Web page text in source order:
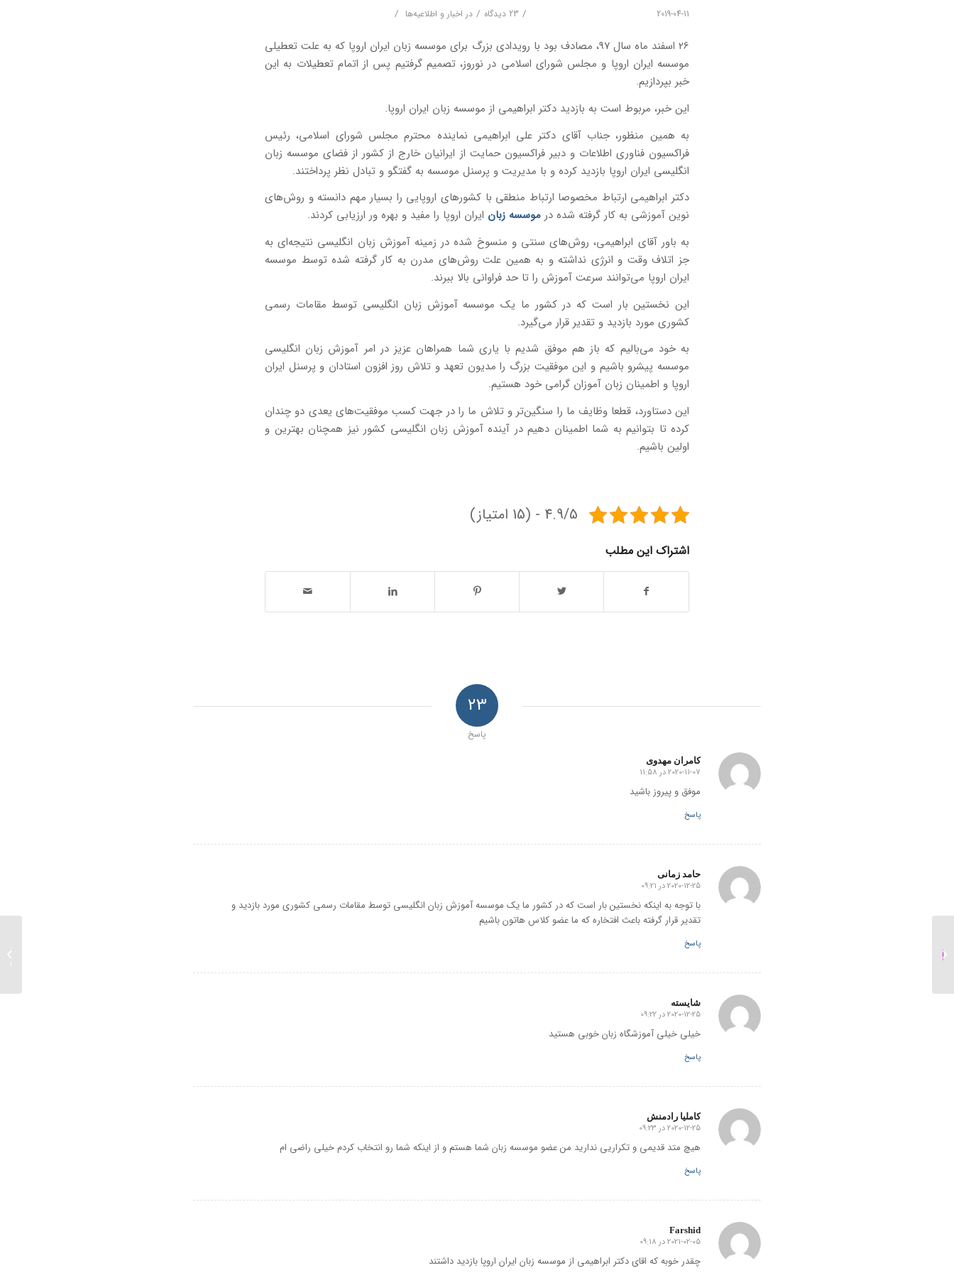
2019-04-11
/ 23 دیدگاه / در اخبار و اطلاعیه‌ها /
26 اسفند ماه سال 97، مصادف بود با رویدادی بزرگ برای موسسه زبان ایران اروپا که به علت تعطیلی
موسسه ایران اروپا و مجلس شورای اسلامی در نوروز، تصمیم گرفتیم پس از اتمام تعطیلات به این
خبر بپردازیم.
این خبر، مربوط است به بازدید دکتر ابراهیمی از موسسه زبان ایران اروپا.
به همین منظور، جناب آقای دکتر علی ابراهیمی نماینده محترم مجلس شورای اسلامی، رئیس
فراکسیون فناوری اطلاعات و دبیر فراکسیون حمایت از ایرانیان خارج از کشور از فضای موسسه زبان
انگلیسی ایران اروپا بازدید کرده و با مدیریت و پرسنل موسسه به گفتگو و تبادل نظر پرداختند.
دکتر ابراهیمی ارتباط مخصوصا ارتباط منطقی با کشورهای اروپایی را بسیار مهم دانسته و روش‌های
نوین آموزشی به کار گرفته شده در موسسه زبان ایران اروپا را مفید و بهره ور ارزیابی کردند.
به باور آقای ابراهیمی، روش‌های سنتی و منسوخ شده در زمینه آموزش زبان انگلیسی نتیجه‌ای به
جز اتلاف وقت و انرژی نداشته و به همین علت روش‌های مدرن به کار گرفته شده توسط موسسه
ایران اروپا می‌توانند سرعت آموزش را تا حد فراوانی بالا ببرند.
این نخستین بار است که در کشور ما یک موسسه آموزش زبان انگلیسی توسط مقامات رسمی
کشوری مورد بازدید و تقدیر قرار می‌گیرد.
به خود می‌بالیم که باز هم موفق شدیم با یاری شما همراهان عزیز در امر آموزش زبان انگلیسی
موسسه پیشرو باشیم و این موفقیت بزرگ را مدیون تعهد و تلاش روز افزون استادان و پرسنل ایران
اروپا و اطمینان زبان آموزان گرامی خود هستیم.
این دستاورد، قطعا وظایف ما را سنگین‌تر و تلاش ما را در جهت کسب موفقیت‌های یعدی دو چندان
کرده تا بتوانیم به شما اطمینان دهیم در آینده آموزش زبان انگلیسی کشور نیز همچنان بهترین و
اولین باشیم.
4.9/5 - (15 امتیاز)
اشتراک این مطلب
23
پاسخ
کامران مهدوی
گفته:
2020-11-07 در 11:58
موفق و پیروز باشید
پاسخ
حامد زمانی
گفته:
2020-12-25 در 09:21
با توجه به اینکه نخستین بار است که در کشور ما یک موسسه آموزش زبان انگلیسی توسط مقامات رسمی کشوری مورد بازدید و
تقدیر قرار گرفته باعث افتخاره که ما عضو کلاس هاتون باشیم
پاسخ
شایسته
گفته:
2020-12-25 در 09:22
خیلی خیلی آموزشگاه زبان خوبی هستید
پاسخ
کاملیا رادمنش
گفته:
2020-12-25 در 09:23
هیچ متد قدیمی و تکراریی ندارید من عضو موسسه زبان شما هستم و از اینکه شما رو انتخاب کردم خیلی راضی ام
پاسخ
Farshid
گفته:
2021-02-05 در 09:18
چقدر خوبه که اقای دکتر ابراهیمی از موسسه زبان ایران اروپا بازدید داشتند
10